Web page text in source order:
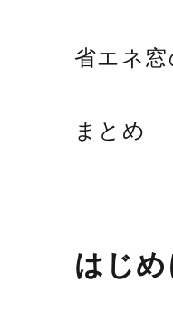
省エネ
まとめ
はじめ